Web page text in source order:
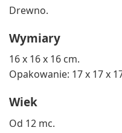
Drewno.
Wymiary
16 x 16 x 16 cm.
Opakowanie: 17 x 17 x
Wiek
Od 12 mc.